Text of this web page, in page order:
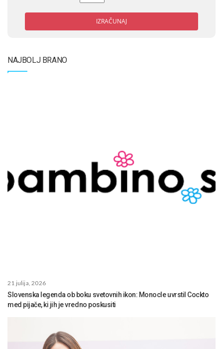
IZRAČUNAJ
NAJBOLJ BRANO
21 julija, 2026
Slovenska legenda ob boku svetovnih ikon: Monocle uvrstil Cockto
med pijače, ki jih je vredno poskusiti